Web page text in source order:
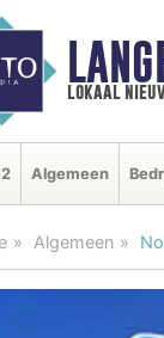
lokaal
Algemeen
Algemeen